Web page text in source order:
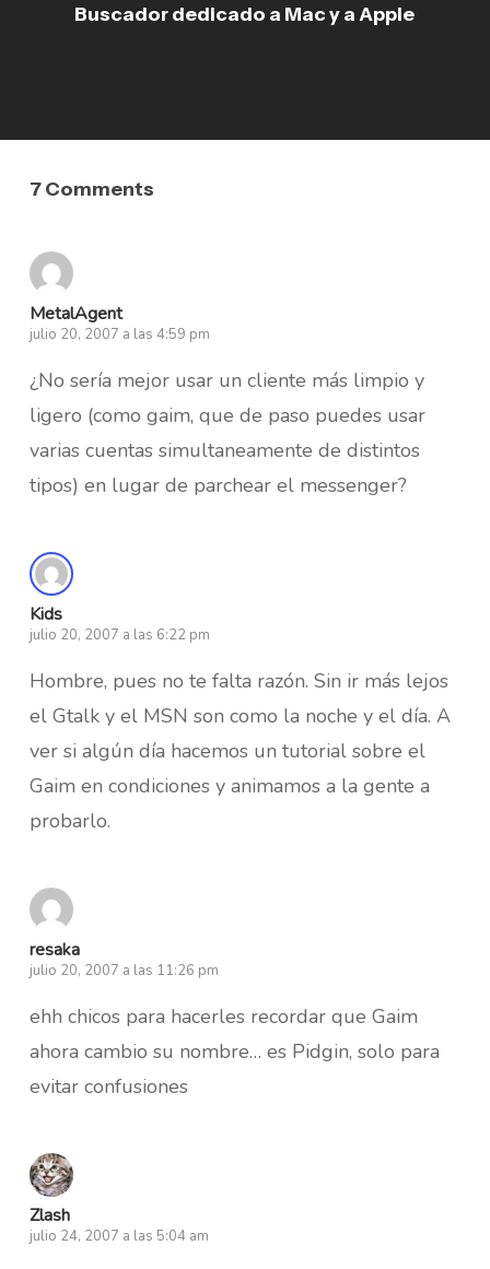
Buscador dedicado a Mac y a Apple
7 Comments
MetalAgent
julio 20, 2007 a las 4:59 pm
¿No sería mejor usar un cliente más limpio y
ligero (como gaim, que de paso puedes usar
varias cuentas simultaneamente de distintos
tipos) en lugar de parchear el messenger?
Kids
julio 20, 2007 a las 6:22 pm
Hombre, pues no te falta razón. Sin ir más lejos
el Gtalk y el MSN son como la noche y el día. A
ver si algún día hacemos un tutorial sobre el
Gaim en condiciones y animamos a la gente a
probarlo.
resaka
julio 20, 2007 a las 11:26 pm
ehh chicos para hacerles recordar que Gaim
ahora cambio su nombre… es Pidgin, solo para
evitar confusiones
Zlash
julio 24, 2007 a las 5:04 am